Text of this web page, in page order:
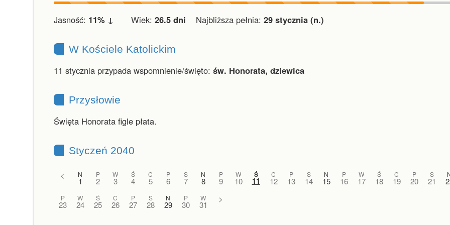
Jasność: 11% ↓ Wiek: 26.5 dni Najbliższa pełnia: 29 stycznia (n.)
W Kościele Katolickim
11 stycznia przypada wspomnienie/święto: św. Honorata, dziewica
Przysłowie
Święta Honorata figle płata.
Styczeń 2040
< N
1
P
2
W
3
Ś
4
C
5
P
6
S
7
N
8
P
9
W
10
Ś
11
C
12
P
13
S
14
N
15
P
16
W
17
Ś
18
C
19
P
20
S
21
P
23
W
24
Ś
25
C
26
P
27
S
28
N
29
P
30
W
31
>